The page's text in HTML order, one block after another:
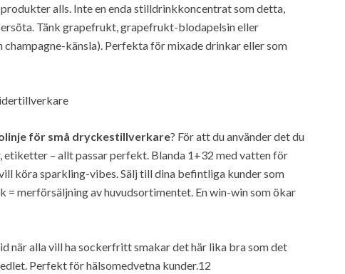
alls. Inte en enda stilldrinkkoncentrat som detta,
Tänk grapefrukt, grapefrukt-blodapelsin eller
känsla). Perfekta för mixade drinkar eller som
för små dryckestillverkare? För att du använder det du
– allt passar perfekt. Blanda 1+32 med vatten för
köra sparkling-vibes. Sälj till dina befintliga kunder som
= merförsäljning av huvudsortimentet. En win-win som ökar
när alla vill ha sockerfritt smakar det här lika bra som det
Perfekt för hälsomedvetna kunder.12